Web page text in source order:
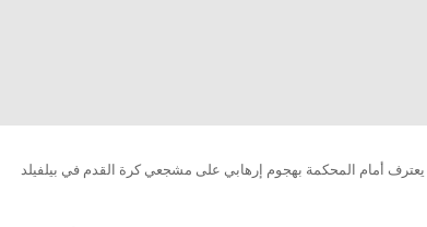
يعترف أمام المحكمة بهجوم إرهابي على مشجعي كرة القدم في بيلفيلد